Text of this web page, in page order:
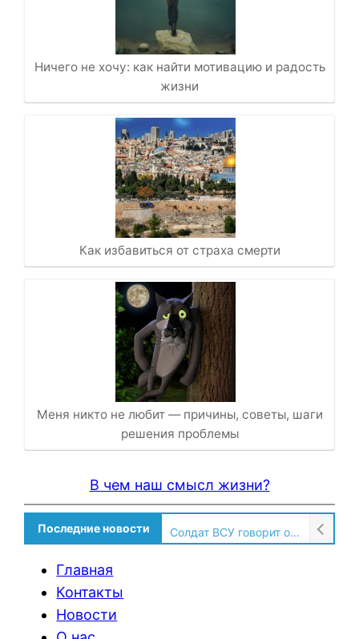
Ничего не хочу: как найти мотивацию и радость
жизни
Как избавиться от страха смерти
Меня никто не любит — причины, советы, шаги
решения проблемы
В чем наш смысл жизни?
Последние новости
Главная
Контакты
Новости